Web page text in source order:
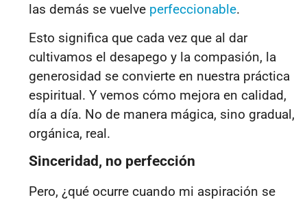
las demás se vuelve perfeccionable.
Esto significa que cada vez que al dar
cultivamos el desapego y la compasión, la
generosidad se convierte en nuestra práctica
espiritual. Y vemos cómo mejora en calidad,
día a día. No de manera mágica, sino gradual,
orgánica, real.
Sinceridad, no perfección
Pero, ¿qué ocurre cuando mi aspiración se